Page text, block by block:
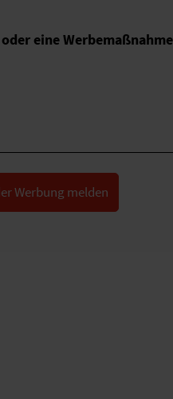
eine
Werbung melden